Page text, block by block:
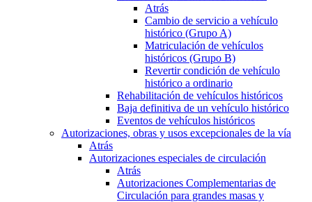
Atrás
Cambio de servicio a vehículo
histórico (Grupo A)
Matriculación de vehículos
históricos (Grupo B)
Revertir condición de vehículo
histórico a ordinario
Rehabilitación de vehículos históricos
Baja definitiva de un vehículo histórico
Eventos de vehículos históricos
Autorizaciones, obras y usos excepcionales de la vía
Atrás
Autorizaciones especiales de circulación
Atrás
Autorizaciones Complementarias de
Circulación para grandes masas y